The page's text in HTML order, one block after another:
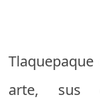
arte, sus